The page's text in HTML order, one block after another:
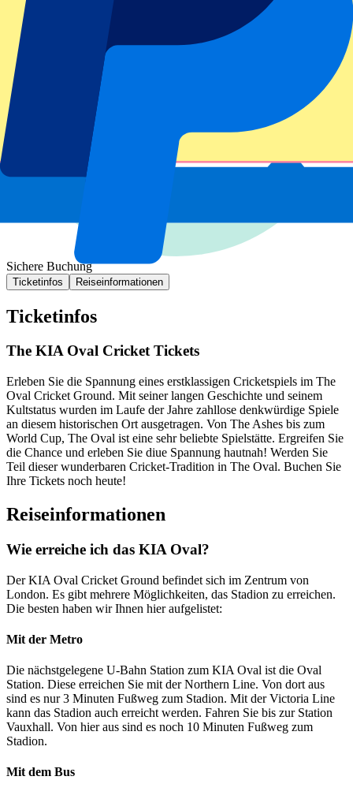
Sichere Buchung
Ticketinfos Reiseinformationen
Ticketinfos
The KIA Oval Cricket Tickets
Erleben Sie die Spannung eines erstklassigen Cricketspiels im The
Oval Cricket Ground. Mit seiner langen Geschichte und seinem
Kultstatus wurden im Laufe der Jahre zahllose denkwürdige Spiele
an diesem historischen Ort ausgetragen. Von The Ashes bis zum
World Cup, The Oval ist eine sehr beliebte Spielstätte. Ergreifen Sie
die Chance und erleben Sie diue Spannung hautnah! Werden Sie
Teil dieser wunderbaren Cricket-Tradition in The Oval. Buchen Sie
Ihre Tickets noch heute!
Reiseinformationen
Wie erreiche ich das KIA Oval?
Der KIA Oval Cricket Ground befindet sich im Zentrum von
London. Es gibt mehrere Möglichkeiten, das Stadion zu erreichen.
Die besten haben wir Ihnen hier aufgelistet:
Mit der Metro
Die nächstgelegene U-Bahn Station zum KIA Oval ist die Oval
Station. Diese erreichen Sie mit der Northern Line. Von dort aus
sind es nur 3 Minuten Fußweg zum Stadion. Mit der Victoria Line
kann das Stadion auch erreicht werden. Fahren Sie bis zur Station
Vauxhall. Von hier aus sind es noch 10 Minuten Fußweg zum
Stadion.
Mit dem Bus